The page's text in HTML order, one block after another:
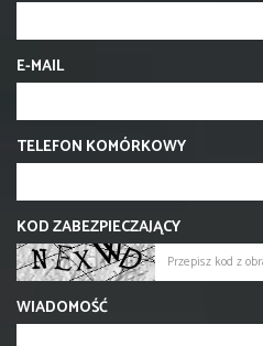
E-MAIL
TELEFON KOMÓRKOWY
KOD ZABEZPIECZAJĄCY
WIADOMOŚĆ